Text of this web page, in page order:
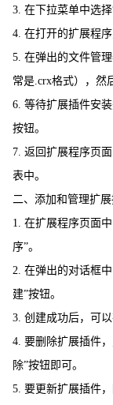
3. 在下拉菜单中选择
4. 在打开的扩展程
5. 在弹出的文件管
常是.crx格式），然
6. 等待扩展插件安
按钮。
7. 返回扩展程序页
表中。
二、添加和管理扩
1. 在扩展程序页面
序”。
2. 在弹出的对话框
建”按钮。
3. 创建成功后，可
4. 要删除扩展插件
除”按钮即可。
5. 要更新扩展插件